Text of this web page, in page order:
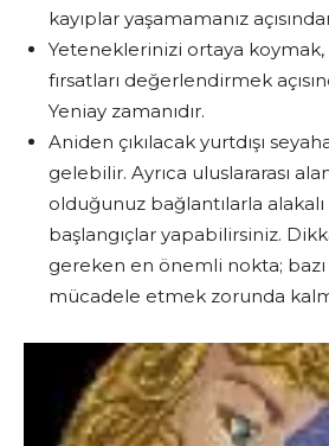
kayıplar yaşamamanız
Yeteneklerinizi ortaya koymak,
fırsatları değerlendirmek
Yeniay zamanıdır.
Aniden çıkılacak yurtdışı
gelebilir. Ayrıca uluslararası
olduğunuz bağlantılarla
başlangıçlar yapabilirsiniz.
gereken en önemli nokta; bazı
mücadele etmek zorunda